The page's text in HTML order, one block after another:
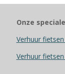
Onze
Verhuur
Verhuur